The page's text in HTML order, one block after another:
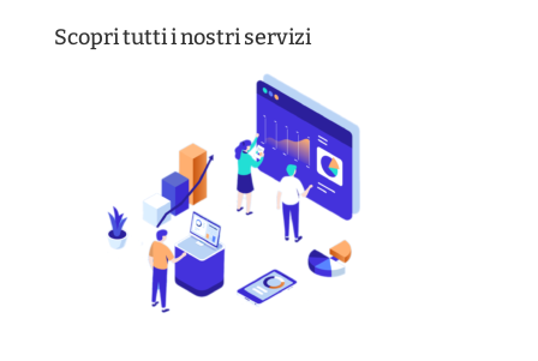
Scopri tutti i nostri servizi